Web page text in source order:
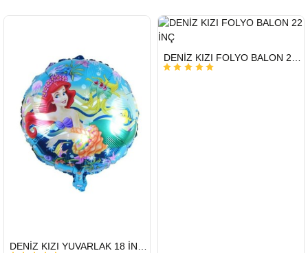
HIZLI
GÖNDERİ
DENİZ KIZI YUVARLAK 18 İNC FOLYO BALON
HIZLI
GÖNDERİ